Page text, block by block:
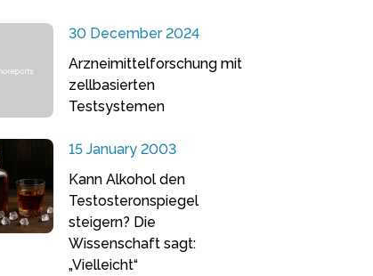
30 December 2024
Arzneimittelforschung mit
zellbasierten
Testsystemen
15 January 2003
Kann Alkohol den
Testosteronspiegel
steigern? Die
Wissenschaft sagt:
„Vielleicht“